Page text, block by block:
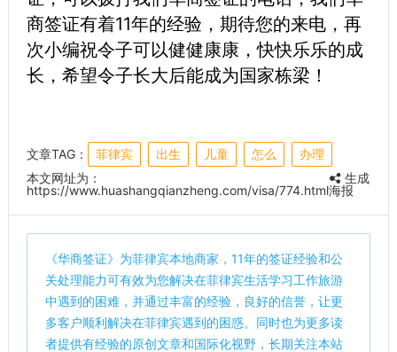
商签证有着11年的经验，期待您的来电，再
次小编祝令子可以健健康康，快快乐乐的成
长，希望令子长大后能成为国家栋梁！
文章TAG： 菲律宾 出生 儿童 怎么
办理
本文网址为：
https://www.huashangqianzheng.com/visa/774.html
生成
海报
《华商签证》为菲律宾本地商家，11年的签证经验和公
关处理能力可有效为您解决在菲律宾生活学习工作旅游
中遇到的困难，并通过丰富的经验，良好的信誉，让更
多客户顺利解决在菲律宾遇到的困惑。同时也为更多读
者提供有经验的原创文章和国际化视野，长期关注本站